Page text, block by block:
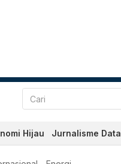
Hijau Jurnalisme Data